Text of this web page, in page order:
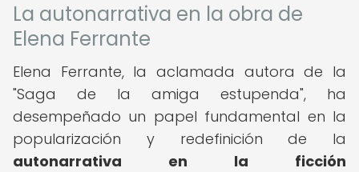
La autonarrativa en la obra de
Elena Ferrante
Elena Ferrante, la aclamada autora de la
"Saga de la amiga estupenda", ha
desempeñado un papel fundamental en la
popularización y redefinición de la
autonarrativa en la ficción